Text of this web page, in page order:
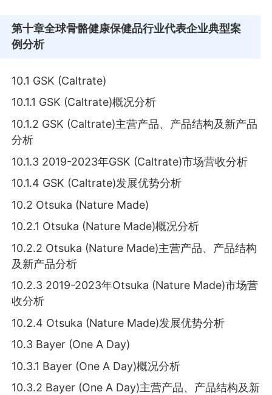
第十章全球骨骼健康保健品行业代表企业典型案
例分析
10.1 GSK (Caltrate)
10.1.1 GSK (Caltrate)概况分析
10.1.2 GSK (Caltrate)主营产品、产品结构及新产品
分析
10.1.3 2019-2023年GSK (Caltrate)市场营收分析
10.1.4 GSK (Caltrate)发展优势分析
10.2 Otsuka (Nature Made)
10.2.1 Otsuka (Nature Made)概况分析
10.2.2 Otsuka (Nature Made)主营产品、产品结构
及新产品分析
10.2.3 2019-2023年Otsuka (Nature Made)市场营
收分析
10.2.4 Otsuka (Nature Made)发展优势分析
10.3 Bayer (One A Day)
10.3.1 Bayer (One A Day)概况分析
10.3.2 Bayer (One A Day)主营产品、产品结构及新